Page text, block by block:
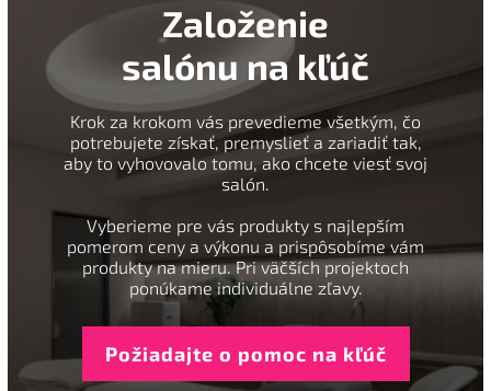
Založenie
salónu na kľúč
Krok za krokom vás prevedieme všetkým, čo
potrebujete získať, premyslieť a zariadiť tak,
aby to vyhovovalo tomu, ako chcete viesť svoj
salón.
Vyberieme pre vás produkty s najlepším
pomerom ceny a výkonu a prispôsobíme vám
produkty na mieru. Pri väčších projektoch
ponúkame individuálne zľavy.
Požiadajte o pomoc na kľúč